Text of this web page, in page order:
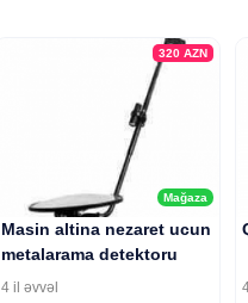
Mağaza
320 AZN
Masin altina nezaret ucun
metalarama detektoru
4 il əvvəl